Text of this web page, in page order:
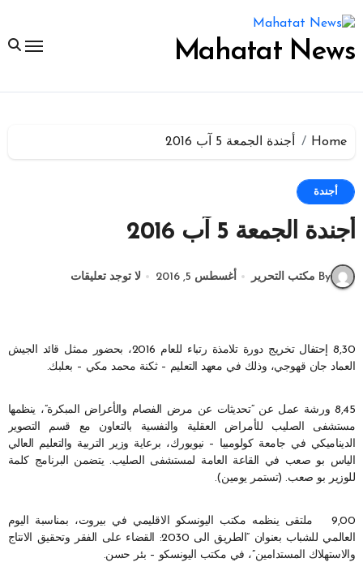
إلى
المحتوى
Mahatat News
Home أجندة الجمعة 5 آب 2016
أجندة
أجندة الجمعة 5 آب 2016
By مكتب التحرير أغسطس 5, 2016 لا توجد تعليقات
8,30 إحتفال تخريج دورة تلامذة رتباء للعام 2016، بحضور ممثل قائد الجيش
العماد جان قهوجي، وذلك في معهد التعليم – ثكنة محمد مكي – بعلبك.
8,45 ورشة عمل عن “تحديثات عن مرض الفصام والأعراض المبكرة”، ينظمها
مستشفى الصليب للأمراض العقلية والنفسية بالتعاون مع قسم التصوير
الديناميكي في جامعة كولومبيا – نيويورك، برعاية وزير التربية والتعليم العالي
الياس بو صعب في القاعة العامة لمستشفى الصليب. يتضمن البرنامج كلمة
للوزير بو صعب. (تستمر يومين).
9,00 ملتقى ينظمه مكتب اليونسكو الاقليمي في بيروت، بمناسبة اليوم
العالمي للشباب بعنوان “الطريق الى 2030: القضاء على الفقر وتحقيق الانتاج
والاستهلاك المستدامين”، في مكتب اليونسكو – بئر حسن.